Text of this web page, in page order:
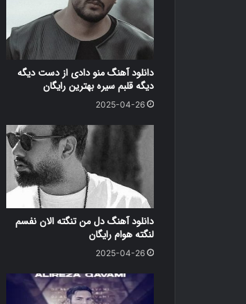
دانلود آهنگ منو دادی از دست دیگه
دیگه قلبم سیره بهترین رایگان
2025-04-26
دانلود آهنگ دل من تنگته الان نفسم
لنگته هوام رایگان
2025-04-26